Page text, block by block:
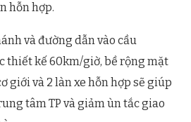
hỗn hợp.
và đường dẫn vào cầu
thiết kế 60km/giờ, bề rộng mặt
giới và 2 làn xe hỗn hợp sẽ giúp
tâm TP và giảm ùn tắc giao